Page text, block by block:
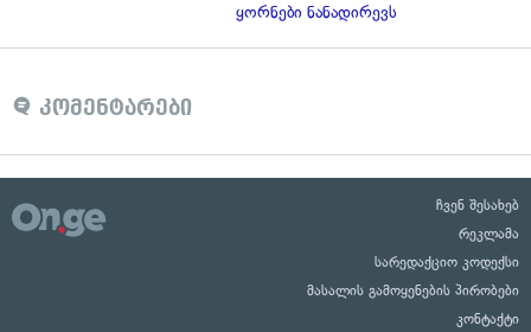
ყორნები ნანადირევს
კომენტარები
ჩვენ შესახებ
რეკლამა
სარედაქციო კოდექსი
მასალის გამოყენების პირობები
კონტაქტი